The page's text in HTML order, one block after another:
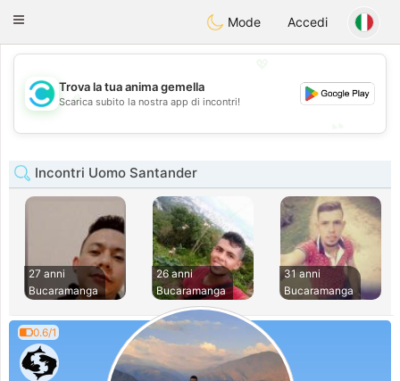
olombiaCitas
Toggle
Mode Accedi
💖
💕
Trova la tua anima gemella
Scarica subito la nostra app di incontri!
Incontri Uomo Santander
27 anni
Bucaramanga
26 anni
Bucaramanga
31 anni
Bucaramanga
0.6/1